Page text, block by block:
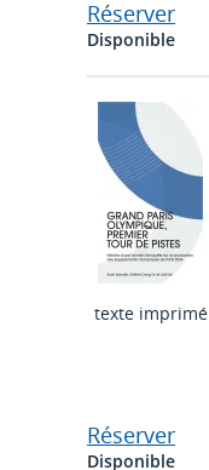
Réserver
Disponible
texte imprimé
Réserver
Disponible